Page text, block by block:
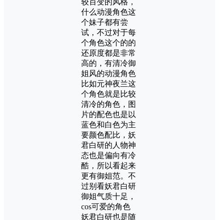
什么动漫角色这
个妹子都有尝
试，不过对于每
个角色这个的的
还原度都是非常
高的，有清冷御
姐风的动漫角色
比如元神夜兰这
个角色就是比较
清冷的角色，图
片的配色也是以
蓝色和白色为主
要颜色配比，妖
君白研的人物神
态也是偏向有冷
酷，所以看起来
更有御姐范。不
过别看妖君白研
御姐气质十足，
cos可爱的角色
妖君白研也是随